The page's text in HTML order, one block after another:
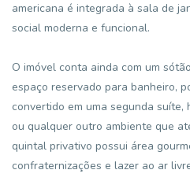
americana é integrada à sala de
social moderna e funcional.
O imóvel conta ainda com um
espaço reservado para banheiro,
convertido em uma segunda suíte,
ou qualquer outro ambiente que
quintal privativo possui área
confraternizações e lazer ao ar